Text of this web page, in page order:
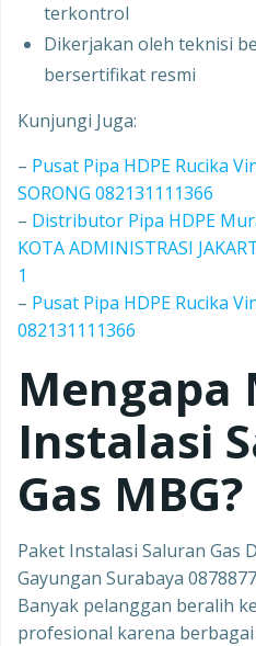
terkontrol
Dikerjakan oleh teknisi
bersertifikat resmi
Kunjungi Juga:
– Pusat Pipa HDPE Rucika
SORONG 082131111366
– Distributor Pipa HDPE
KOTA ADMINISTRASI
1
– Pusat Pipa HDPE Rucika
082131111366
Mengapa
Instalasi
Gas MBG?
Paket Instalasi Saluran Gas
Gayungan Surabaya
Banyak pelanggan beralih
profesional karena